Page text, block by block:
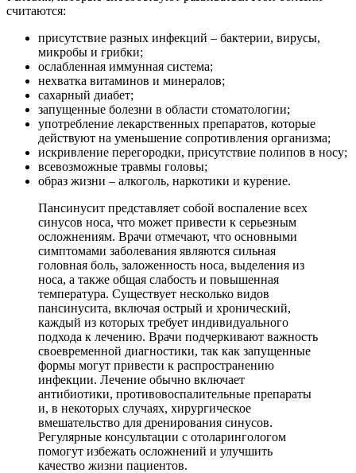
считаются:
присутствие разных инфекций – бактерии, вирусы,
микробы и грибки;
ослабленная иммунная система;
нехватка витаминов и минералов;
сахарный диабет;
запущенные болезни в области стоматологии;
употребление лекарственных препаратов, которые
действуют на уменьшение сопротивления организма;
искривление перегородки, присутствие полипов в носу;
всевозможные травмы головы;
образ жизни – алкоголь, наркотики и курение.
Пансинусит представляет собой воспаление всех
синусов носа, что может привести к серьезным
осложнениям. Врачи отмечают, что основными
симптомами заболевания являются сильная
головная боль, заложенность носа, выделения из
носа, а также общая слабость и повышенная
температура. Существует несколько видов
пансинусита, включая острый и хронический,
каждый из которых требует индивидуального
подхода к лечению. Врачи подчеркивают важность
своевременной диагностики, так как запущенные
формы могут привести к распространению
инфекции. Лечение обычно включает
антибиотики, противовоспалительные препараты
и, в некоторых случаях, хирургическое
вмешательство для дренирования синусов.
Регулярные консультации с отоларингологом
помогут избежать осложнений и улучшить
качество жизни пациентов.